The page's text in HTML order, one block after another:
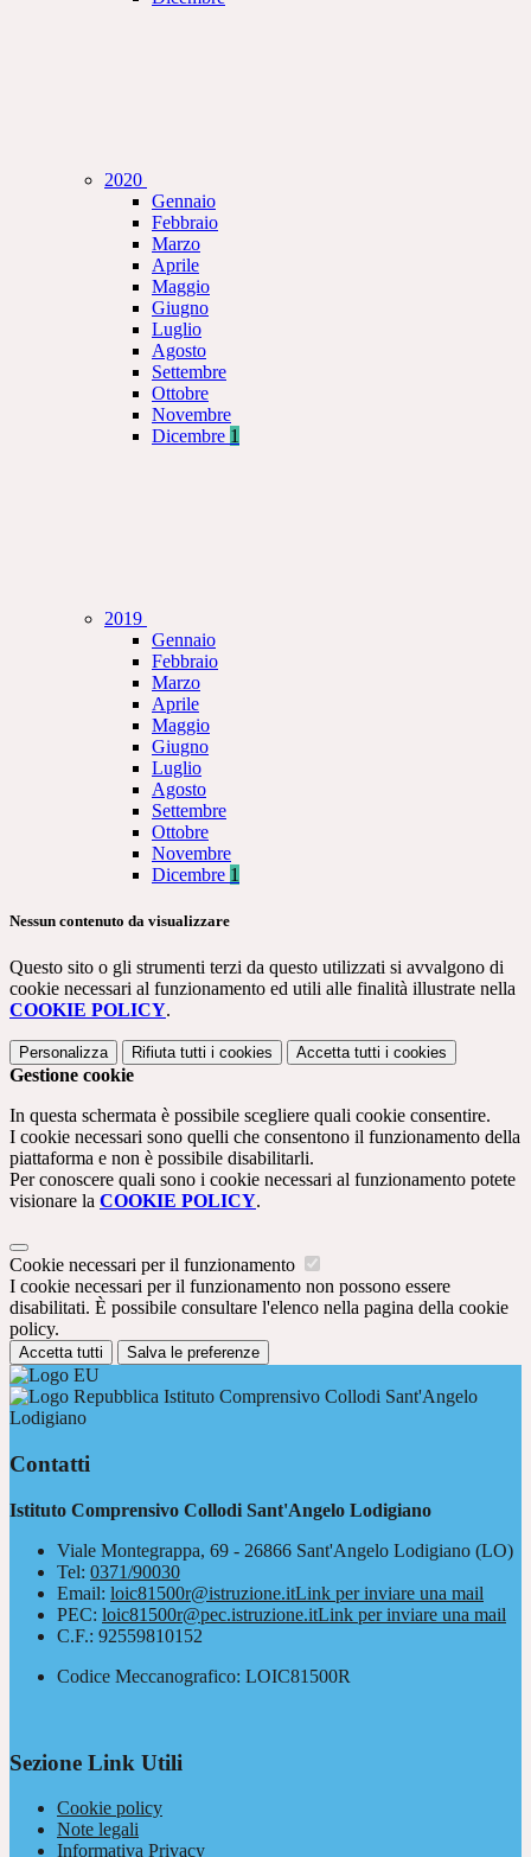
2020
Gennaio
Febbraio
Marzo
Aprile
Maggio
Giugno
Luglio
Agosto
Settembre
Ottobre
Novembre
Dicembre 1
2019
Gennaio
Febbraio
Marzo
Aprile
Maggio
Giugno
Luglio
Agosto
Settembre
Ottobre
Novembre
Dicembre 1
Nessun contenuto da visualizzare
Questo sito o gli strumenti terzi da questo utilizzati si avvalgono di
cookie necessari al funzionamento ed utili alle finalità illustrate nella
COOKIE POLICY.
Personalizza Rifiuta tutti i cookies Accetta tutti i cookies
Gestione cookie
In questa schermata è possibile scegliere quali cookie consentire.
I cookie necessari sono quelli che consentono il funzionamento della
piattaforma e non è possibile disabilitarli.
Per conoscere quali sono i cookie necessari al funzionamento potete
visionare la COOKIE POLICY.
Cookie necessari per il funzionamento
I cookie necessari per il funzionamento non possono essere
disabilitati. È possibile consultare l'elenco nella pagina della cookie
policy.
Accetta tutti Salva le preferenze
Istituto Comprensivo Collodi Sant'Angelo
Lodigiano
Contatti
Istituto Comprensivo Collodi Sant'Angelo Lodigiano
Viale Montegrappa, 69 - 26866 Sant'Angelo Lodigiano (LO)
Tel: 0371/90030
Email: loic81500r@istruzione.itLink per inviare una mail
PEC: loic81500r@pec.istruzione.itLink per inviare una mail
C.F.: 92559810152
Codice Meccanografico: LOIC81500R
Sezione Link Utili
Cookie policy
Note legali
Informativa Privacy